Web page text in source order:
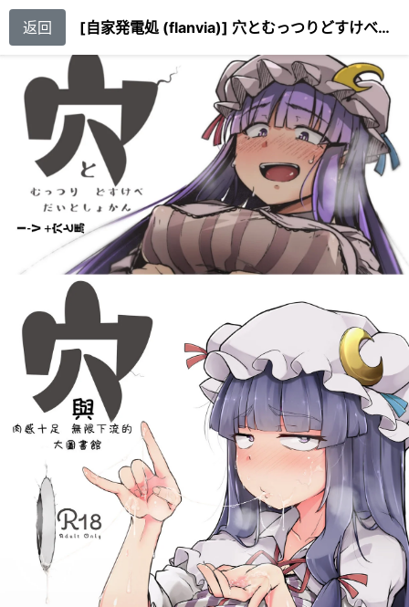
返回 [自家発電処 (flanvia)] 穴とむっつりどすけべだいとしょかん Ⅰ-Ⅴ +穴と馬 [中国翻訳][疏碼]